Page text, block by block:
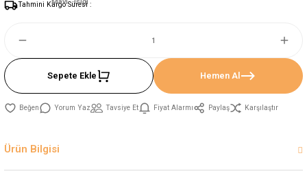
Tahmini Kargo Süresi :
Sepete Ekle Hemen Al
Yorum Yaz Tavsiye Et Fiyat Alarmı Paylaş Karşılaştır
Ürün Bilgisi